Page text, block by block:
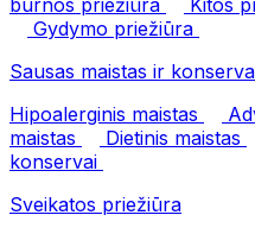
burnos priežiūra
Kitos
Gydymo priežiūra
Sausas maistas ir
Hipoalerginis maistas
maistas
Dietinis maistas
konservai
Sveikatos priežiūra